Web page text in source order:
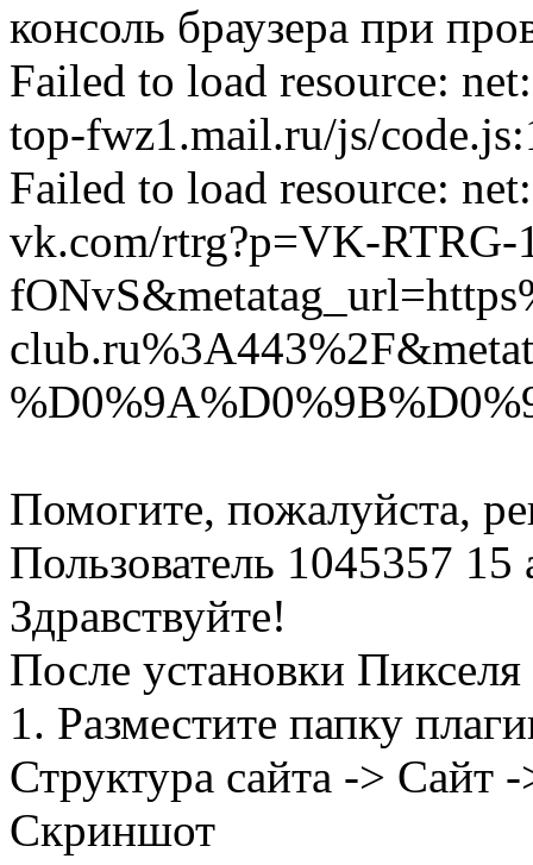
консоль браузера при
Failed to load resource:
top-fwz1.mail.ru/js/
Failed to load resource:
vk.com/rtrg?p=VK-RTRG-
Помогите, пожалуйста,
Пользователь 1045357 15
Здравствуйте!
После установки Пикселя
1. Разместите папку
Структура сайта -> Сайт
Скриншот